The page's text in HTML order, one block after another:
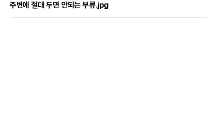
주변에 절대 두면 안되는 부류.jpg